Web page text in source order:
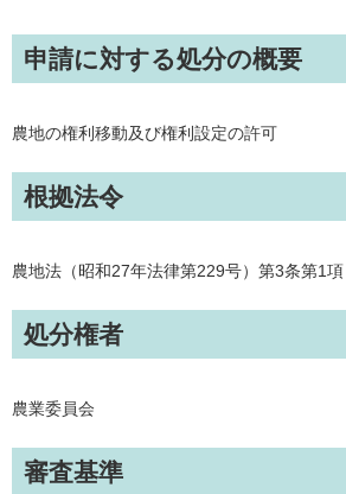
申請に対する処分の概要
農地の権利移動及び権利設定の許可
根拠法令
農地法（昭和27年法律第229号）第3条第1項
処分権者
農業委員会
審査基準